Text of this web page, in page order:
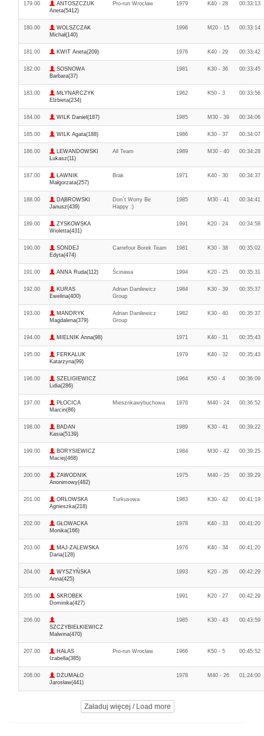
179.00
ANTOSZCZUK
Aneta(5412)
Pro-run Wrocław 1979 K40 - 28 00:33:13
180.00
WOLSZCZAK
Michał(140)
1996 M20 - 15 00:33:14
181.00 KWIT Aneta(209) 1976 K40 - 29 00:33:42
182.00
SOSNOWA
Barbara(37)
1981 K30 - 36 00:33:45
183.00
MŁYNARCZYK
Elżbieta(234)
1962 K50 - 3 00:33:56
184.00 WILK Daniel(187) 1985 M30 - 39 00:34:06
185.00 WILK Agata(188) 1986 K30 - 37 00:34:07
186.00
LEWANDOWSKI
Łukasz(11)
All Team 1989 M30 - 40 00:34:28
187.00
ŁAWNIK
Małgorzata(257)
Brak 1971 K40 - 30 00:34:37
188.00
DĄBROWSKI
Janusz(439)
Don`t Worry Be
Happy :)
1985 M30 - 41 00:34:41
189.00
ZYSKOWSKA
Wioletta(431)
1991 K20 - 24 00:34:58
190.00
SONDEJ
Edyta(474)
Carrefour Borek Team 1981 K30 - 38 00:35:02
191.00 ANNA Ruda(112) Ścinawa 1994 K20 - 25 00:35:31
192.00
KURAS
Ewelina(400)
Adrian Danilewicz
Group
1984 K30 - 39 00:35:37
193.00
MANDRYK
Magdalena(379)
Adrian Danilewicz
Group
1982 K30 - 40 00:35:37
194.00 MIELNIK Anna(98) 1971 K40 - 31 00:35:43
195.00
FERKALUK
Katarzyna(99)
1979 K40 - 32 00:35:43
196.00
SZELIGIEWICZ
Lidia(286)
1964 K50 - 4 00:36:09
197.00
PŁOCICA
Marcin(86)
Miesznkawybuchowa 1976 M40 - 24 00:36:52
198.00
BADAN
Kasia(5139)
1989 K30 - 41 00:39:22
199.00
BORYSIEWICZ
Maciej(468)
1984 M30 - 42 00:39:25
200.00
ZAWODNIK
Anonimowy(482)
1975 M40 - 25 00:39:29
201.00
ORŁOWSKA
Agnieszka(218)
Turkusowa 1983 K30 - 42 00:41:19
202.00
GŁOWACKA
Monika(166)
1978 K40 - 33 00:41:20
203.00
MAJ-ZALEWSKA
Daria(128)
1976 K40 - 34 00:41:20
204.00
WYSZYŃSKA
Anna(425)
1993 K20 - 26 00:42:29
205.00
SKROBEK
Dominika(427)
1991 K20 - 27 00:42:29
206.00
SZCZYBIEŁKIEWICZ
Malwina(470)
1985 K30 - 43 00:43:59
207.00
HAŁAS
Izabella(385)
Pro-run Wrocław 1966 K50 - 5 00:45:52
208.00
DŻUMAŁO
Jarosław(441)
1978 M40 - 26 01:24:00